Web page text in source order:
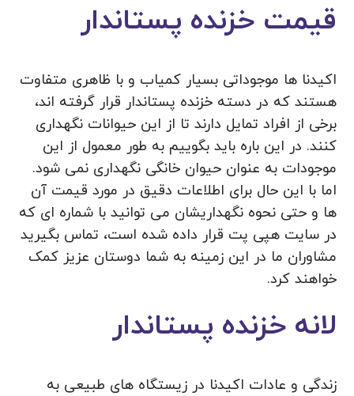
قیمت خزنده پستاندار
اکیدنا ها موجوداتی بسیار کمیاب و با ظاهری متفاوت
هستند که در دسته خزنده پستاندار قرار گرفته اند،
برخی از افراد تمایل دارند تا از این حیوانات نگهداری
کنند. در این باره باید بگوییم به طور معمول از این
موجودات به عنوان حیوان خانگی نگهداری نمی شود.
اما با این حال برای اطلاعات دقیق در مورد قیمت آن
ها و حتی نحوه نگهداریشان می توانید با شماره ای که
در سایت هپی پت قرار داده شده است، تماس بگیرید
مشاوران ما در این زمینه به شما دوستان عزیز کمک
خواهند کرد.
لانه خزنده پستاندار
زندگی و عادات اکیدنا در زیستگاه های طبیعی به